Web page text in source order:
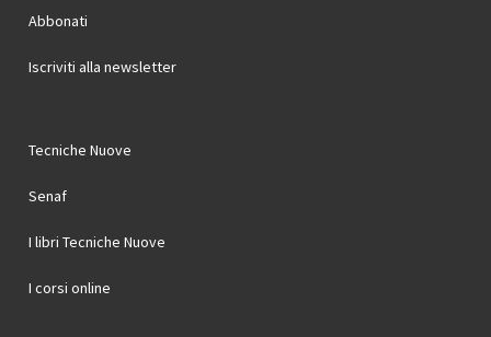
Abbonati
Iscriviti alla newsletter
Tecniche Nuove
Senaf
I libri Tecniche Nuove
I corsi online